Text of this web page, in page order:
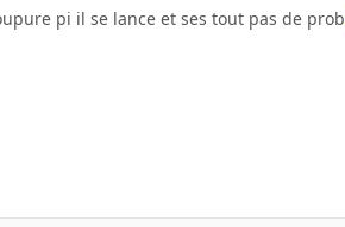
pi il se lance et ses tout pas de prob